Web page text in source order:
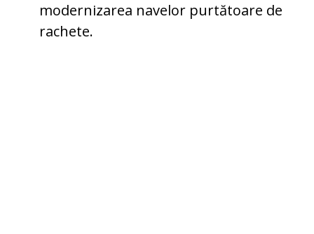
modernizarea navelor purtătoare de
rachete.